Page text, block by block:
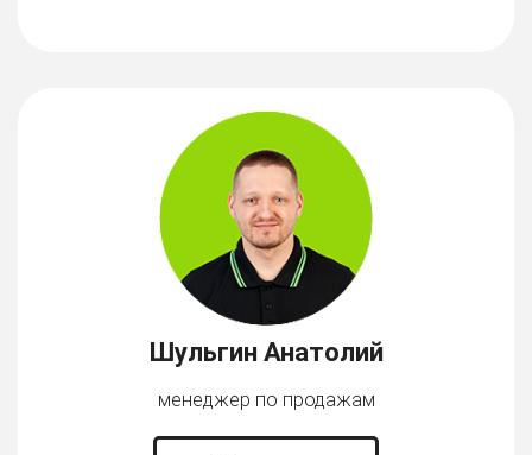
Шульгин Анатолий
менеджер по продажам